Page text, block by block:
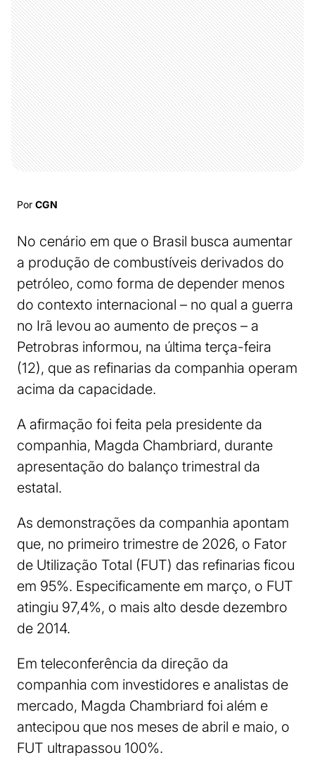
Por CGN
No cenário em que o Brasil busca aumentar
a produção de combustíveis derivados do
petróleo, como forma de depender menos
do contexto internacional – no qual a guerra
no Irã levou ao aumento de preços – a
Petrobras informou, na última terça-feira
(12), que as refinarias da companhia operam
acima da capacidade.
A afirmação foi feita pela presidente da
companhia, Magda Chambriard, durante
apresentação do balanço trimestral da
estatal.
As demonstrações da companhia apontam
que, no primeiro trimestre de 2026, o Fator
de Utilização Total (FUT) das refinarias ficou
em 95%. Especificamente em março, o FUT
atingiu 97,4%, o mais alto desde dezembro
de 2014.
Em teleconferência da direção da
companhia com investidores e analistas de
mercado, Magda Chambriard foi além e
antecipou que nos meses de abril e maio, o
FUT ultrapassou 100%.